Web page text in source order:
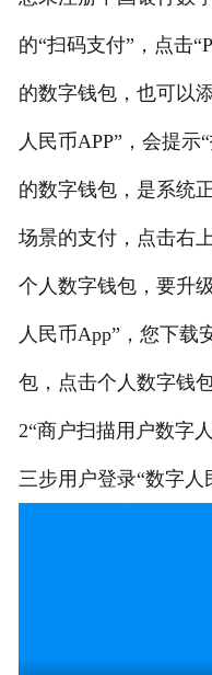
的“扫码支付”，点击
的数字钱包，也可以
人民币APP”，会提示
的数字钱包，是系统
场景的支付，点击右
个人数字钱包，要升
人民币App”，您下载
包，点击个人数字钱
2“商户扫描用户数字
三步用户登录“数字人